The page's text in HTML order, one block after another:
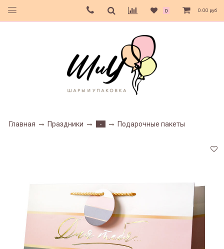
0 0.00 руб
Главная Праздники - Подарочные пакеты